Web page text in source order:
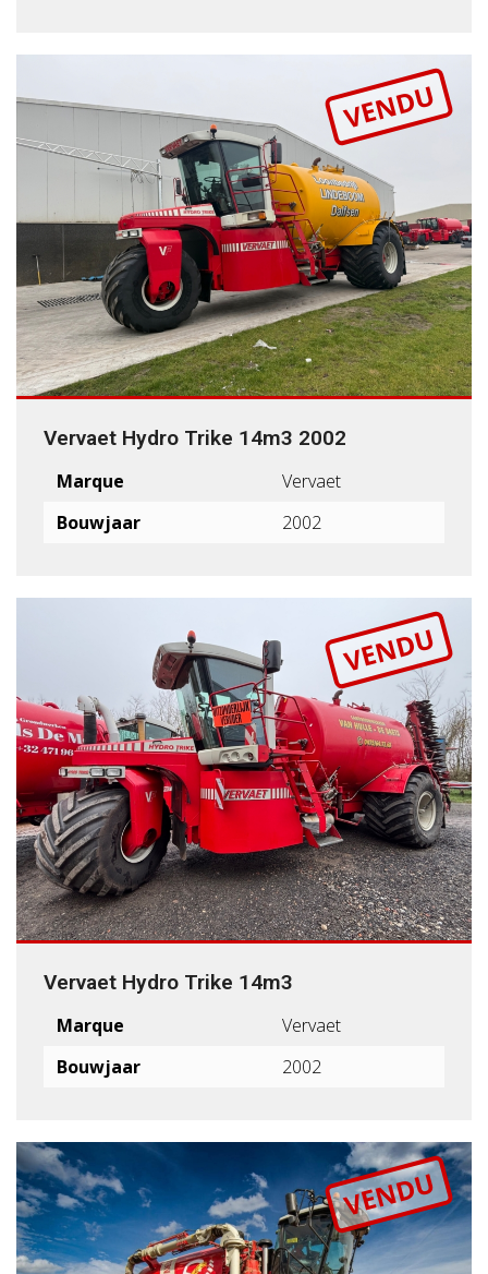
VENDU
Vervaet Hydro Trike 14m3 2002
Marque
Vervaet
Bouwjaar
2002
VENDU
Vervaet Hydro Trike 14m3
Marque
Vervaet
Bouwjaar
2002
VENDU